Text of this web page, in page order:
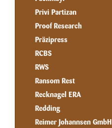
Privi Partizan
Proof Research
Präzipress
RCBS
RWS
Ransom Rest
Recknagel ERA
Redding
Reimer Johannsen GmbH